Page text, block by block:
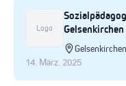
Logo
Gelsenkirchen
Gelsenkirchen
14. März. 2025